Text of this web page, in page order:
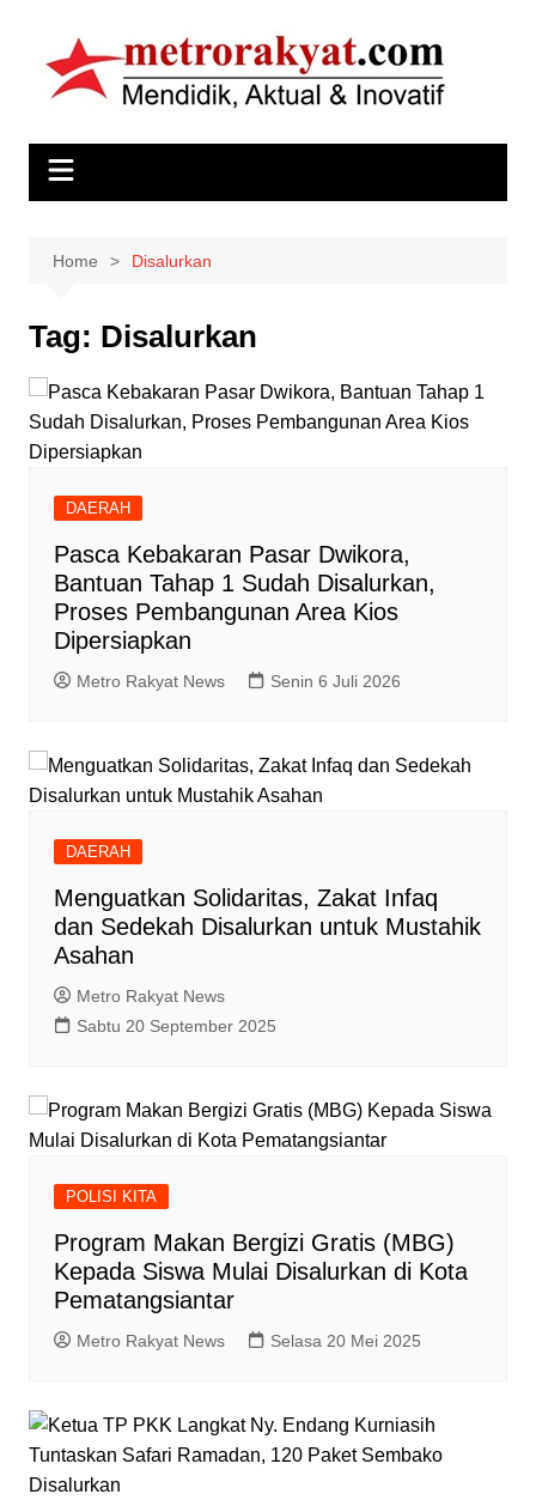
content
Home Disalurkan
Tag: Disalurkan
DAERAH
Pasca Kebakaran Pasar Dwikora,
Bantuan Tahap 1 Sudah Disalurkan,
Proses Pembangunan Area Kios
Dipersiapkan
Metro Rakyat News Senin 6 Juli 2026
DAERAH
Menguatkan Solidaritas, Zakat Infaq
dan Sedekah Disalurkan untuk Mustahik
Asahan
Metro Rakyat News
Sabtu 20 September 2025
POLISI KITA
Program Makan Bergizi Gratis (MBG)
Kepada Siswa Mulai Disalurkan di Kota
Pematangsiantar
Metro Rakyat News Selasa 20 Mei 2025